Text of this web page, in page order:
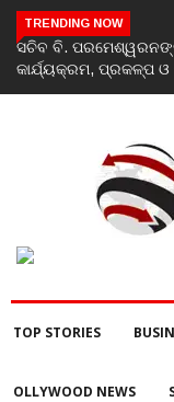
TRENDING NOW
India’s youth
Rahul Gandhi at
TOP STORIES
OLLYWOOD NEWS